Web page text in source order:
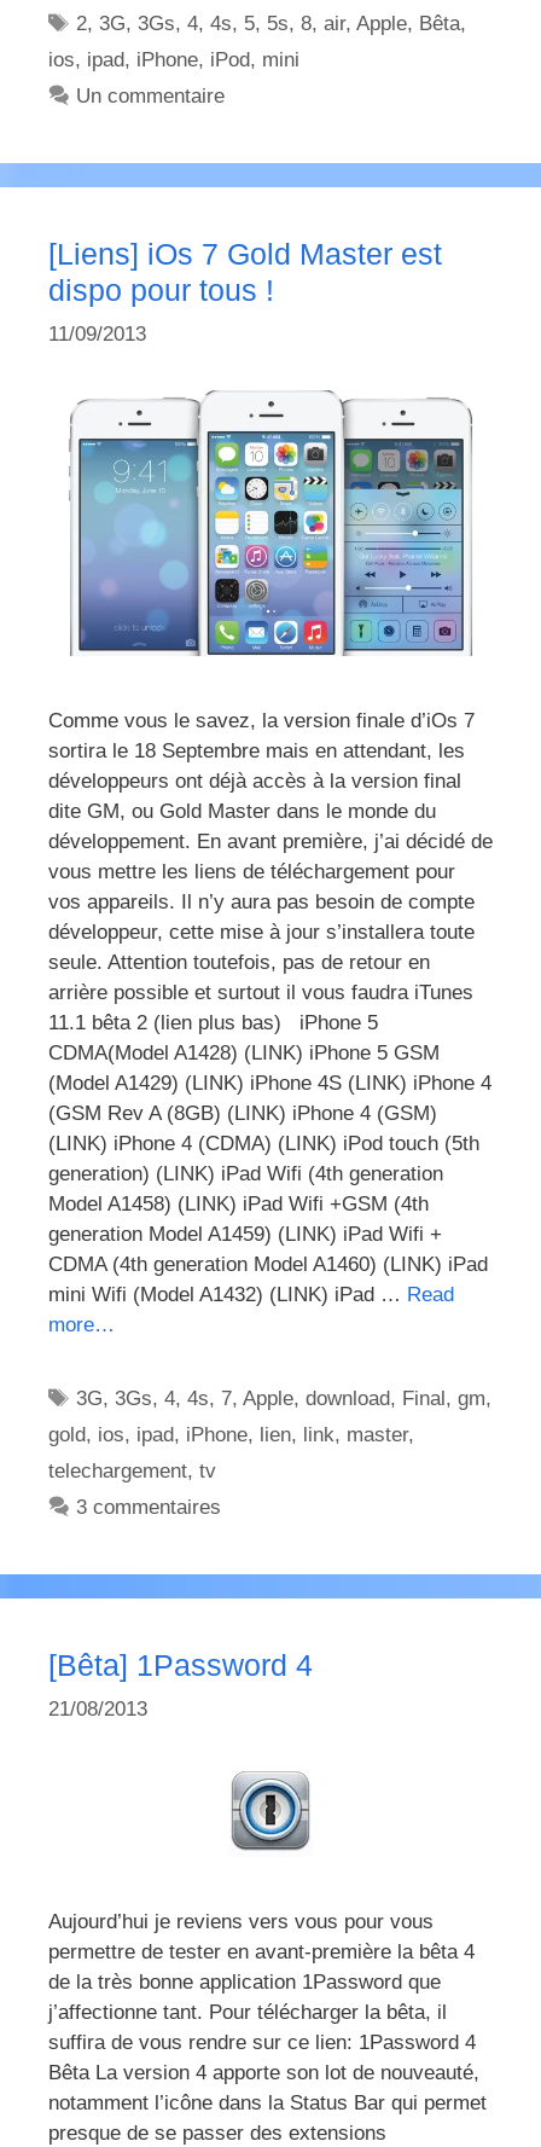
Étiquettes
2,3G,3Gs,4,4s, 5, 5s,8,air,Apple, Bêta,
ios, ipad, iPhone, iPod, mini
Un commentaire
[Liens] iOs 7 Gold Master est
dispo pour tous !
11/09/2013
Comme vous le savez, la version finale d’iOs 7
sortira le 18 Septembre mais en attendant, les
développeurs ont déjà accès à la version final
dite GM, ou Gold Master dans le monde du
développement. En avant première, j’ai décidé de
vous mettre les liens de téléchargement pour
vos appareils. Il n’y aura pas besoin de compte
développeur, cette mise à jour s’installera toute
seule. Attention toutefois, pas de retour en
arrière possible et surtout il vous faudra iTunes
11.1 bêta 2 (lien plus bas) iPhone 5
CDMA(Model A1428) (LINK) iPhone 5 GSM
(Model A1429) (LINK) iPhone 4S (LINK) iPhone 4
(GSM Rev A (8GB) (LINK) iPhone 4 (GSM)
(LINK) iPhone 4 (CDMA) (LINK) iPod touch (5th
generation) (LINK) iPad Wifi (4th generation
Model A1458) (LINK) iPad Wifi +GSM (4th
generation Model A1459) (LINK) iPad Wifi +
CDMA (4th generation Model A1460) (LINK) iPad
mini Wifi (Model A1432) (LINK) iPad … Read
more…
Étiquettes
3G,3Gs,4,4s, 7,Apple,download, Final ,gm,
gold, ios, ipad, iPhone, lien, link, master,
telechargement, tv
3 commentaires
[Bêta] 1Password 4
21/08/2013
Aujourd’hui je reviens vers vous pour vous
permettre de tester en avant-première la bêta 4
de la très bonne application 1Password que
j’affectionne tant. Pour télécharger la bêta, il
suffira de vous rendre sur ce lien: 1Password 4
Bêta La version 4 apporte son lot de nouveauté,
notamment l’icône dans la Status Bar qui permet
presque de se passer des extensions